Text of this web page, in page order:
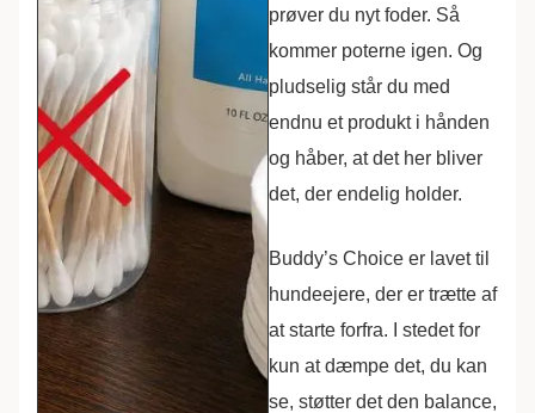
prøver du nyt foder. Så
kommer poterne igen. Og
pludselig står du med
endnu et produkt i hånden
og håber, at det her bliver
det, der endelig holder.
Buddy’s Choice er lavet til
hundeejere, der er trætte af
at starte forfra. I stedet for
kun at dæmpe det, du kan
se, støtter det den balance,